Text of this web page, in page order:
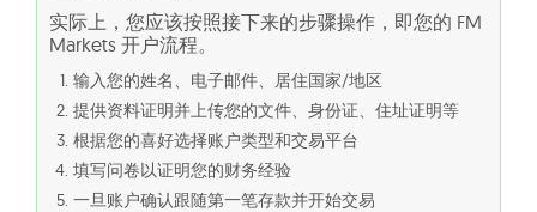
实际上，您应该按照接下来的步骤操作，即您的 FM
Markets 开户流程。
输入您的姓名、电子邮件、居住国家/地区
提供资料证明并上传您的文件、身份证、住址证明等
根据您的喜好选择账户类型和交易平台
填写问卷以证明您的财务经验
一旦账户确认跟随第一笔存款并开始交易